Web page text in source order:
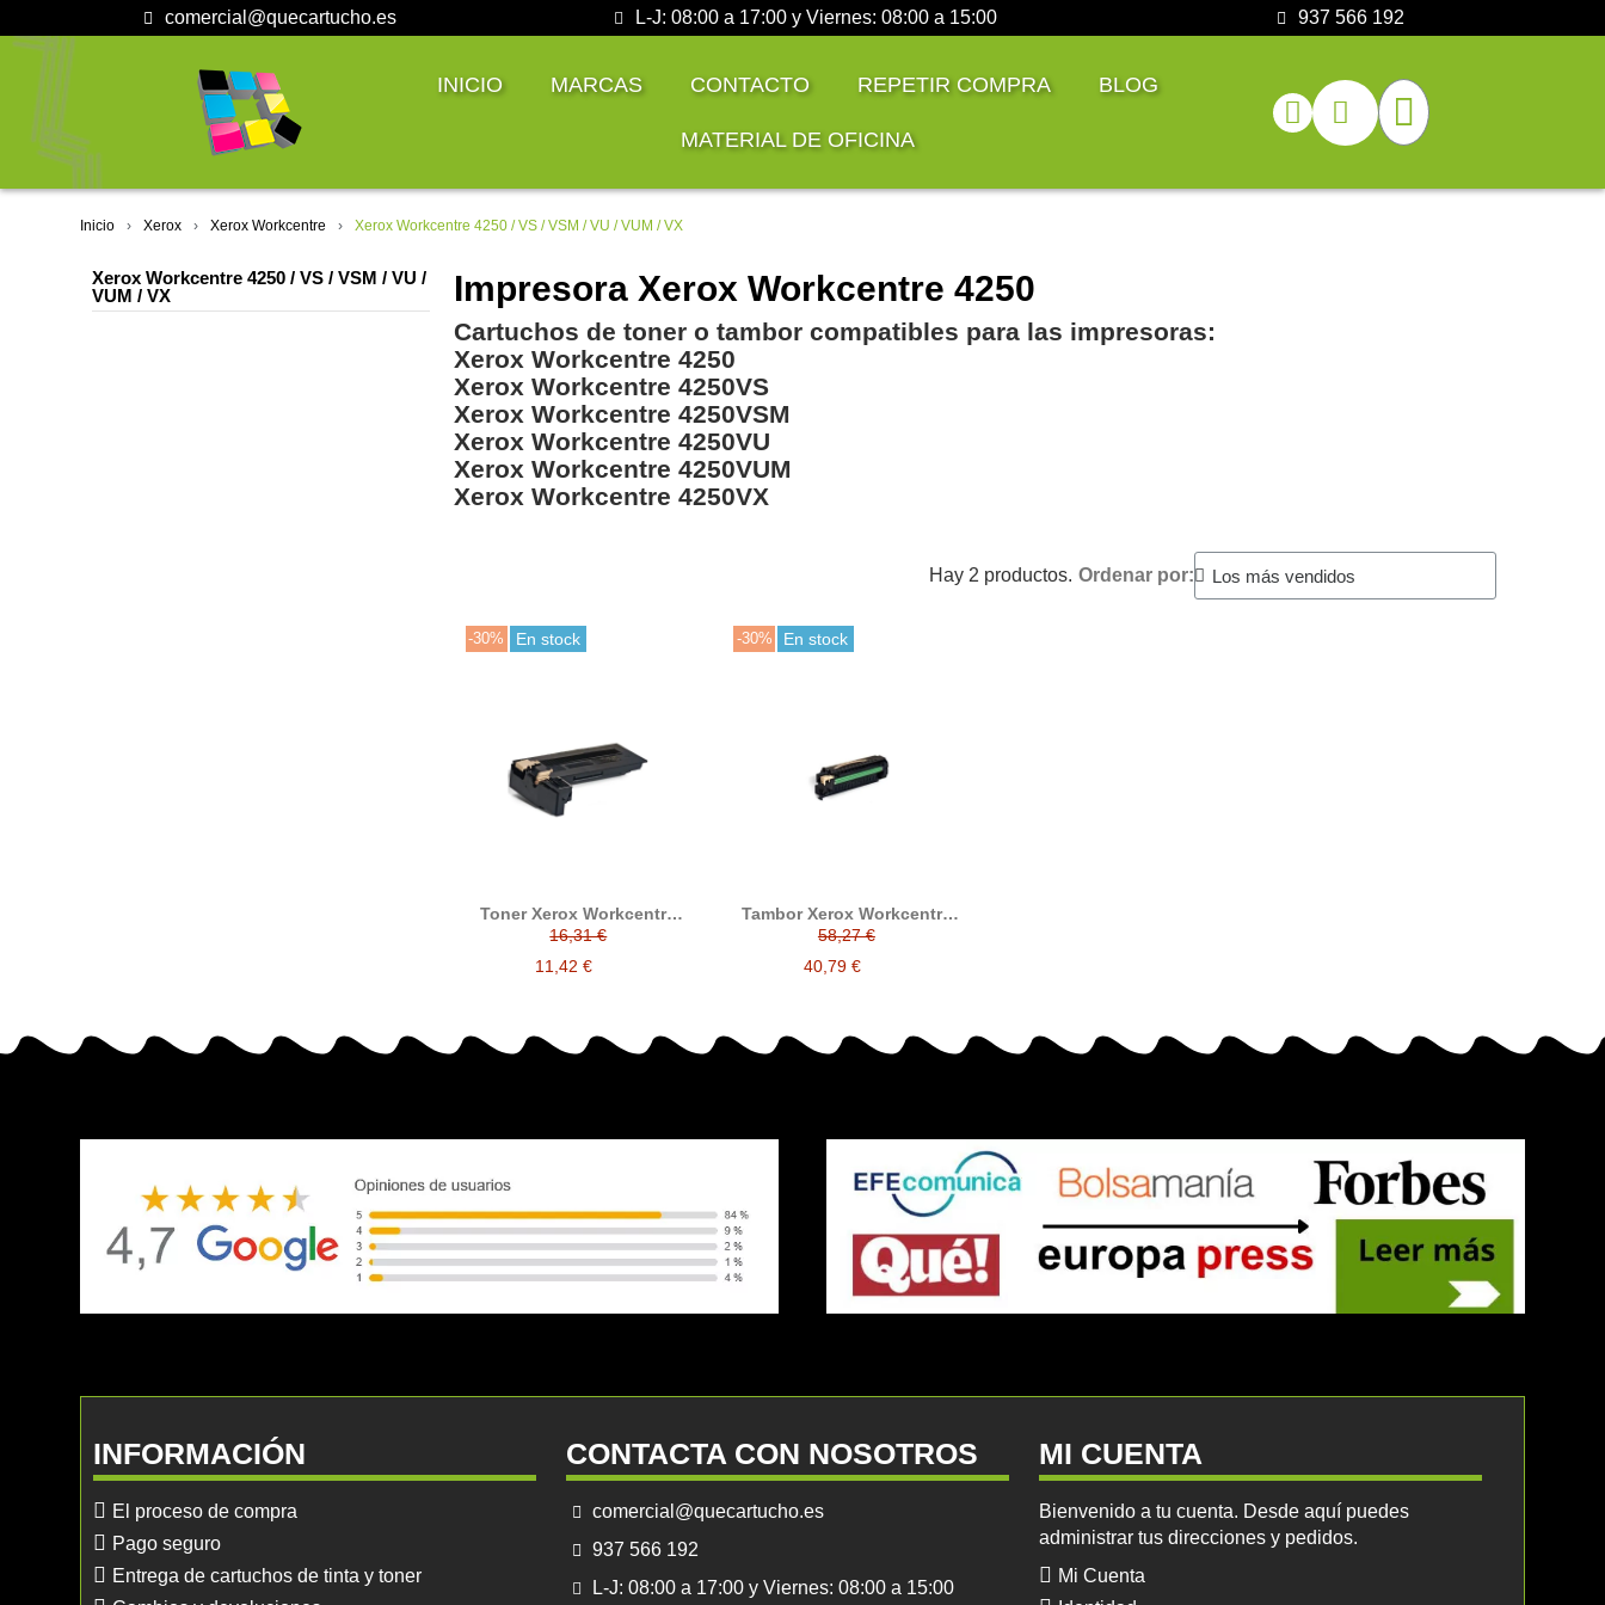
comercial@quecartucho.es L-J: 08:00 a 17:00 y Viernes: 08:00 a 15:00 937 566 192
INICIO MARCAS CONTACTO REPETIR COMPRA BLOG
MATERIAL DE OFICINA
Inicio Xerox Xerox Workcentre Xerox Workcentre 4250 / VS / VSM / VU / VUM / VX
Xerox Workcentre 4250 / VS / VSM / VU /
VUM / VX
Impresora Xerox Workcentre 4250
Cartuchos de toner o tambor compatibles para las impresoras:
Xerox Workcentre 4250
Xerox Workcentre 4250VS
Xerox Workcentre 4250VSM
Xerox Workcentre 4250VU
Xerox Workcentre 4250VUM
Xerox Workcentre 4250VX
Hay 2 productos. Ordenar por:
-30% En stock
Toner Xerox Workcentre
4250 / 4260 negro
compatible reemplaza a
Xerox 106R01409
16,31 €
11,42 €
-30% En stock
Tambor Xerox Workcentre
4250 / 4260 negro
compatible reemplaza a
Xerox 113R00755
58,27 €
40,79 €
INFORMACIÓN
El proceso de compra
Pago seguro
Entrega de cartuchos de tinta y toner
CONTACTA CON NOSOTROS
comercial@quecartucho.es
937 566 192
L-J: 08:00 a 17:00 y Viernes: 08:00 a 15:00
MI CUENTA
Bienvenido a tu cuenta. Desde aquí puedes
administrar tus direcciones y pedidos.
Mi Cuenta